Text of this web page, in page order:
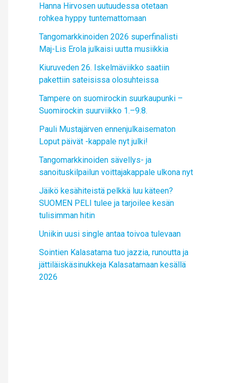
Hanna Hirvosen uutuudessa otetaan
rohkea hyppy tuntemattomaan
Tangomarkkinoiden 2026 superfinalisti
Maj-Lis Erola julkaisi uutta musiikkia
Kiuruveden 26. Iskelmäviikko saatiin
pakettiin sateisissa olosuhteissa
Tampere on suomirockin suurkaupunki –
Suomirockin suurviikko 1.–9.8.
Pauli Mustajärven ennenjulkaisematon
Loput päivät -kappale nyt julki!
Tangomarkkinoiden sävellys- ja
sanoituskilpailun voittajakappale ulkona nyt
Jäikö kesähiteistä pelkkä luu käteen?
SUOMEN PELI tulee ja tarjoilee kesän
tulisimman hitin
Uniikin uusi single antaa toivoa tulevaan
Sointien Kalasatama tuo jazzia, runoutta ja
jättiläiskäsinukkeja Kalasatamaan kesällä
2026